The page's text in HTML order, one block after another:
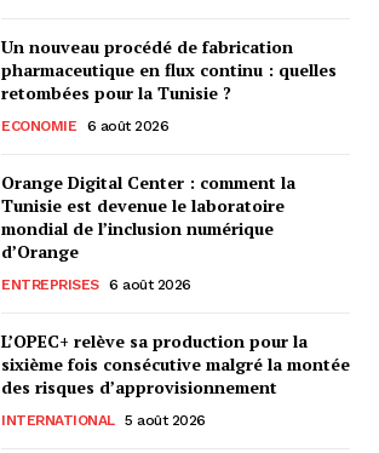
Un nouveau procédé de fabrication
pharmaceutique en flux continu : quelles
retombées pour la Tunisie ?
ECONOMIE 6 août 2026
Orange Digital Center : comment la
Tunisie est devenue le laboratoire
mondial de l’inclusion numérique
d’Orange
ENTREPRISES 6 août 2026
L’OPEC+ relève sa production pour la
sixième fois consécutive malgré la montée
des risques d’approvisionnement
INTERNATIONAL 5 août 2026